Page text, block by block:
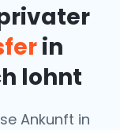
in
lohnt
Ankunft in